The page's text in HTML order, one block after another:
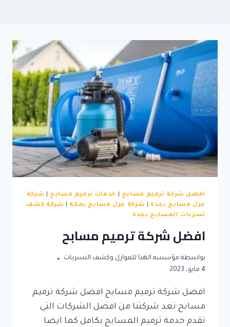
افضل شركة ترميم مسابح خدمات ترميم مسابح
شركة
عزل مسابح بجدة
شركة عزل مسابح بمكة
شركة كشف
تسربات المسابح بجدة
افضل شركة ترميم مسابح
بواسطة مؤسسه الهنا للعوازل وكشف التسربات
4 مايو، 2023
افضل شركة ترميم مسابح افضل شركة ترميم
مسابح تعد شركتنا من افضل الشركات التي
تقدم خدمة ترميم المسابح بكامل كما ايضا